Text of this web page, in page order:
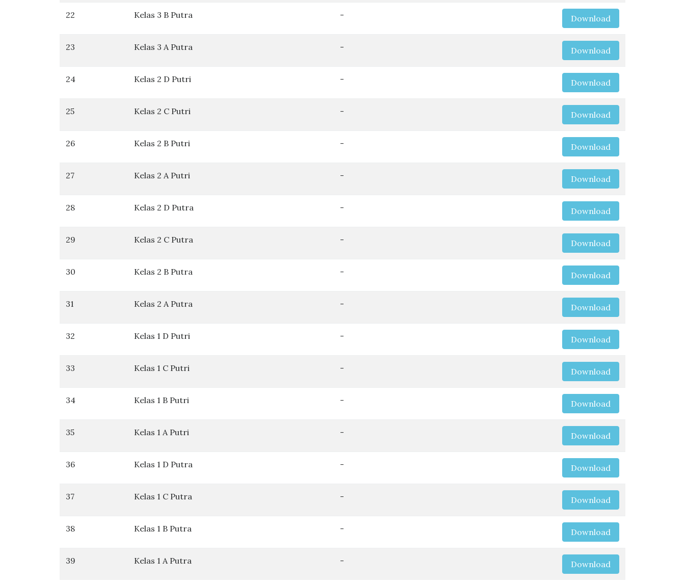
22 Kelas 3 B Putra - Download
23 Kelas 3 A Putra - Download
24 Kelas 2 D Putri - Download
25 Kelas 2 C Putri - Download
26 Kelas 2 B Putri - Download
27 Kelas 2 A Putri - Download
28 Kelas 2 D Putra - Download
29 Kelas 2 C Putra - Download
30 Kelas 2 B Putra - Download
31 Kelas 2 A Putra - Download
32 Kelas 1 D Putri - Download
33 Kelas 1 C Putri - Download
34 Kelas 1 B Putri - Download
35 Kelas 1 A Putri - Download
36 Kelas 1 D Putra - Download
37 Kelas 1 C Putra - Download
38 Kelas 1 B Putra - Download
39 Kelas 1 A Putra - Download